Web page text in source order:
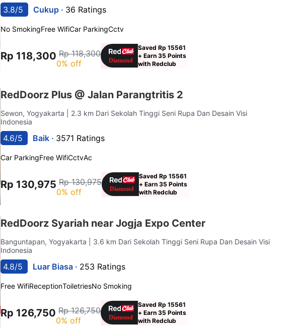
3.8/5 Cukup · 36 Ratings
No SmokingFree WifiCar ParkingCctv
Rp 118,300 Rp 118,300
0% off
Saved Rp 15561
+ Earn 35 Points
with Redclub
RedDoorz Plus @ Jalan Parangtritis 2
Sewon, Yogyakarta
| 2.3 km Dari Sekolah Tinggi Seni Rupa Dan Desain Visi
Indonesia
4.6/5 Baik · 3571 Ratings
Car ParkingFree WifiCctvAc
Rp 130,975 Rp 130,975
0% off
Saved Rp 15561
+ Earn 35 Points
with Redclub
RedDoorz Syariah near Jogja Expo Center
Banguntapan, Yogyakarta
| 3.6 km Dari Sekolah Tinggi Seni Rupa Dan Desain Visi
Indonesia
4.8/5 Luar Biasa · 253 Ratings
Free WifiReceptionToiletriesNo Smoking
Rp 126,750 Rp 126,750
0% off
Saved Rp 15561
+ Earn 35 Points
with Redclub